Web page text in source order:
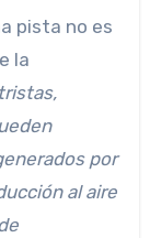
pista no es
la
por
al aire